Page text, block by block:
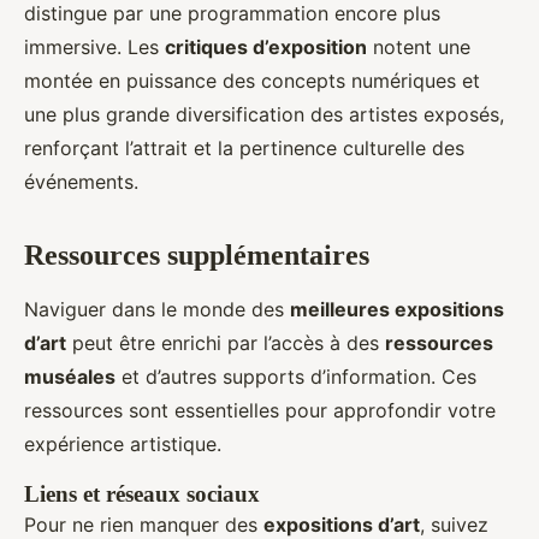
distingue par une programmation encore plus
immersive. Les critiques d’exposition notent une
montée en puissance des concepts numériques et
une plus grande diversification des artistes exposés,
renforçant l’attrait et la pertinence culturelle des
événements.
Ressources supplémentaires
Naviguer dans le monde des meilleures expositions
d’art peut être enrichi par l’accès à des ressources
muséales et d’autres supports d’information. Ces
ressources sont essentielles pour approfondir votre
expérience artistique.
Liens et réseaux sociaux
Pour ne rien manquer des expositions d’art, suivez